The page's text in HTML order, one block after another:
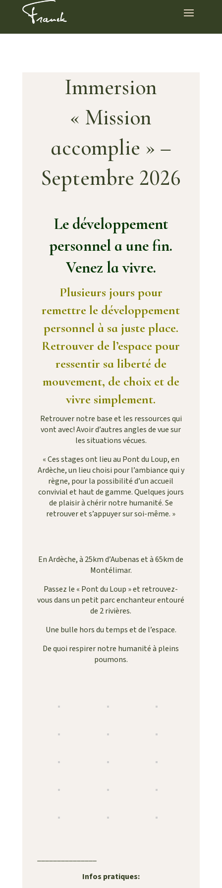
Immersion
« Mission
accomplie » –
Septembre 2026
Le développement
personnel a une fin.
Venez la vivre.
Plusieurs jours pour
remettre le développement
personnel à sa juste place.
Retrouver de l’espace pour
ressentir sa liberté de
mouvement, de choix et de
vivre simplement.
Retrouver notre base et les ressources qui
vont avec! Avoir d’autres angles de vue sur
les situations vécues.
«Ces stages ont lieu au Pont du Loup, en
Ardèche, un lieu choisi pour l’ambiance qui y
règne, pour la possibilité d’un accueil
convivial et haut de gamme. Quelques jours
de plaisir à chérir notre humanité. Se
retrouver et s’appuyer sur soi-même. »
En Ardèche, à 25km d’Aubenas et à 65km de
Montélimar.
Passez le « Pont du Loup » et retrouvez-
vous dans un petit parc enchanteur entouré
de 2 rivières.
Une bulle hors du temps et de l’espace.
De quoi respirer notre humanité à pleins
poumons.
Infos pratiques: